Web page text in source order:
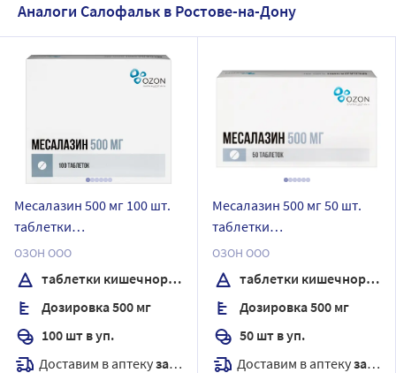
Аналоги Салофальк в Ростове-на-Дону
Месалазин 500 мг 100 шт.
таблетки
кишечнорастворимые,
покрытые оболочкой
ОЗОН ООО
таблетки кишечнорастворимые, покрытые Оболочкой
Дозировка 500 мг
100 шт в уп.
Доставим в аптекузавтра
Месалазин 500 мг 50 шт.
таблетки
кишечнорастворимые,
покрытые оболочкой
ОЗОН ООО
таблетки кишечнорастворимые, покрытые Оболочкой
Дозировка 500 мг
50 шт в уп.
Доставим в аптекузавтра